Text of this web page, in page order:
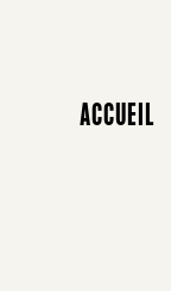
ACCUEIL